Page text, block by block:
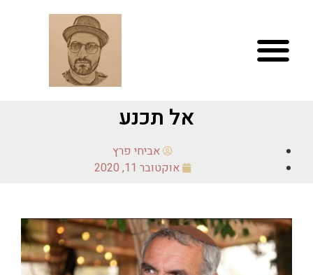
אל תכנע
אביחי פרץ
אוקטובר 11, 2020